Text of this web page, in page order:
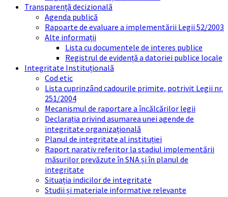
Transparență decizională
Agenda publică
Rapoarte de evaluare a implementării Legii 52/2003
Alte informații
Lista cu documentele de interes publice
Registrul de evidență a datoriei publice locale
Integritate Instituțională
Cod etic
Lista cuprinzând cadourile primite, potrivit Legii nr.
251/2004
Mecanismul de raportare a încălcărilor legii
Declarația privind asumarea unei agende de
integritate organizațională
Planul de integritate al instituției
Raport narativ referitor la stadiul implementării
măsurilor prevăzute în SNA și în planul de
integritate
Situația indicilor de integritate
Studii și materiale informative relevante